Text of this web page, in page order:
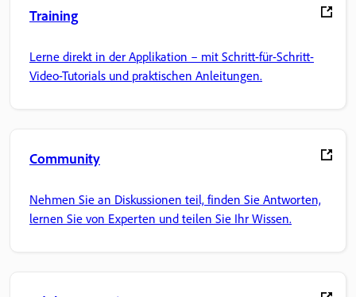
Training
Lerne direkt in der Applikation – mit Schritt-für-Schritt-
Video-Tutorials und praktischen Anleitungen.
Community
Nehmen Sie an Diskussionen teil, finden Sie Antworten,
lernen Sie von Experten und teilen Sie Ihr Wissen.